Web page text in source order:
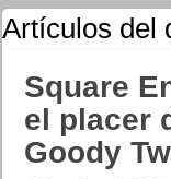
Artículos del
Square
el placer
Goody